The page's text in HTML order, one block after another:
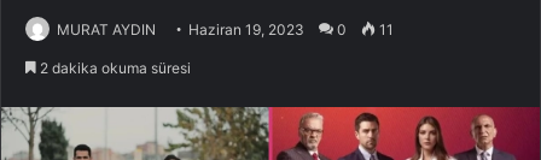
MURAT AYDIN Haziran 19, 2023 0 11
2 dakika okuma süresi